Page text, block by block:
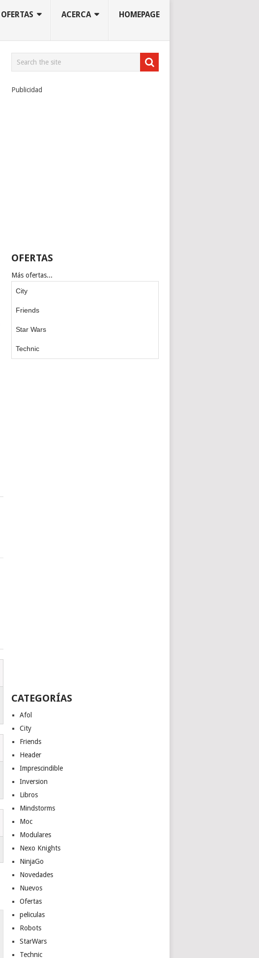
OFERTAS ACERCA HOMEPAGE
Publicidad
OFERTAS
Más ofertas...
City
Friends
Star Wars
Technic
CATEGORÍAS
Afol
City
Friends
Header
Imprescindible
Inversion
Libros
Mindstorms
Moc
Modulares
Nexo Knights
NinjaGo
Novedades
Nuevos
Ofertas
peliculas
Robots
StarWars
Technic